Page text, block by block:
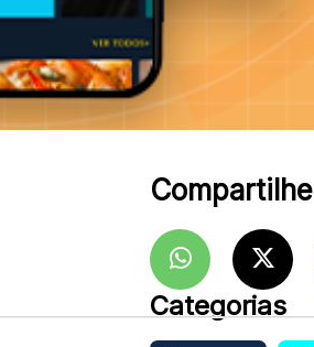
Compartilhe
Categorias